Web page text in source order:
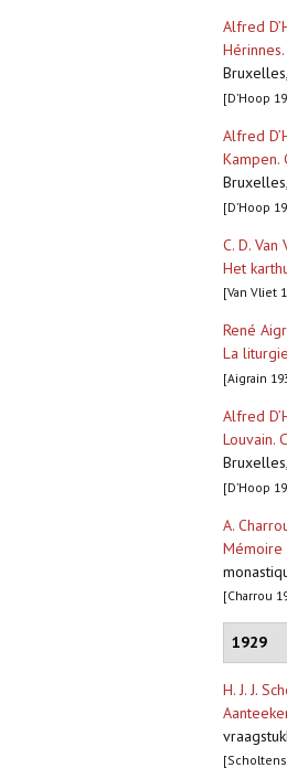
Alfred
[D’Hoop
Alfred
Kampen.
[D’Hoop
C. D. Van
Het
[Van Vliet
René
La
[Aigrain
Alfred
Louvain.
[D’Hoop
A.
Mémoire
[Charrou
1929
H. J. J.